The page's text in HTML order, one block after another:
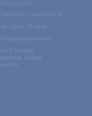
(514) 735-2424
Sans frais
1-866-735-2424
Fax:
(514) 735-8046
info@accesradio.com
5591, rue Paré
Montréal, Québec
H4P 1P7